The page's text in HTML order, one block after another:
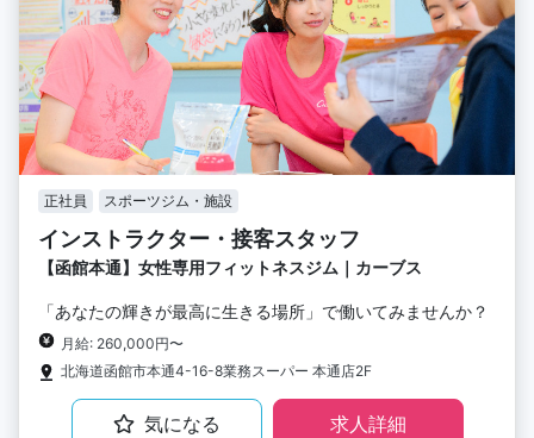
正社員 スポーツジム・施設
インストラクター・接客スタッフ
【函館本通】女性専用フィットネスジム｜カーブス
「あなたの輝きが最高に生きる場所」で働いてみませんか？
月給: 260,000円〜
北海道函館市本通4-16-8業務スーパー 本通店2F
気になる 求人詳細